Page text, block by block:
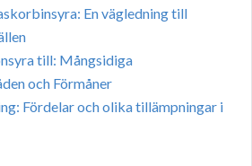
En vägledning till
till: Mångsidiga
och Förmåner
Fördelar och olika tillämpningar i